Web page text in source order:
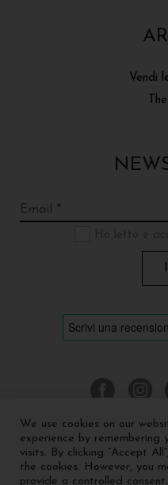
Vendi
©2026 Cinquerosso
04035591207 -
We use cookies on our
experience by remembering
visits. By clicking “Accept
the cookies. However, you
provide a controlled consent.